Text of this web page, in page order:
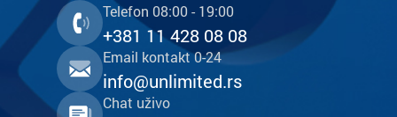
Telefon 08:00 - 19:00
+381 11 428 08 08
Email kontakt 0-24
info@unlimited.rs
Chat uživo